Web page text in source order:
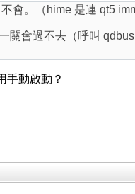
會。（hime 是連 qt5
關會過不去（呼叫
手動啟動？